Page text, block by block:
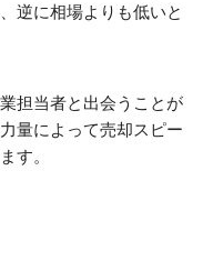
逆に相場よりも低いと
担当者と出会うことが
量によって売却スピー
す。